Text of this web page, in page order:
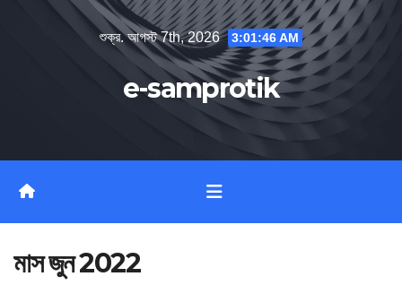
শুক্র. আগস্ট 7th, 2026 3:01:46 AM
e-samprotik
মাসজুন 2022